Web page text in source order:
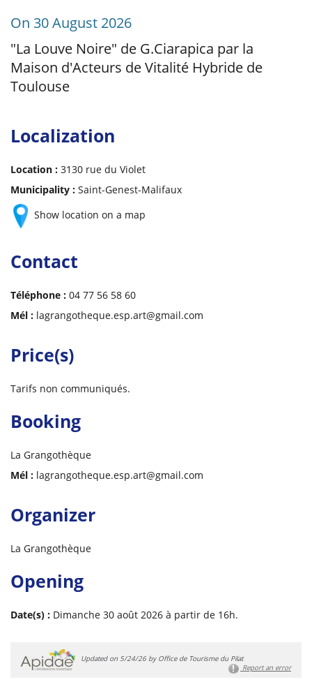
On 30 August 2026
"La Louve Noire" de G.Ciarapica par la
Maison d'Acteurs de Vitalité Hybride de
Toulouse
Localization
Location : 3130 rue du Violet
Municipality : Saint-Genest-Malifaux
Show location on a map
Contact
Téléphone : 04 77 56 58 60
Mél : lagrangotheque.esp.art@gmail.com
Price(s)
Tarifs non communiqués.
Booking
La Grangothèque
Mél : lagrangotheque.esp.art@gmail.com
Organizer
La Grangothèque
Opening
Date(s) : Dimanche 30 août 2026 à partir de 16h.
Updated on 5/24/26 by Office de Tourisme du Pilat
Report an error